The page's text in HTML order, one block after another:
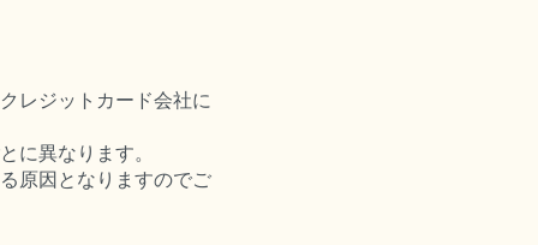
レジットカード会社に
に異なります。
原因となりますのでご